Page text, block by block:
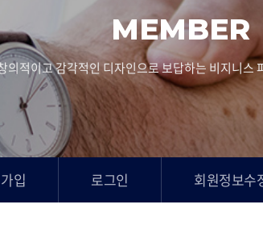
MEMBER
의적이고 감각적인 디자인으로 보답하는 비지니스
입 로그인 회원정보수